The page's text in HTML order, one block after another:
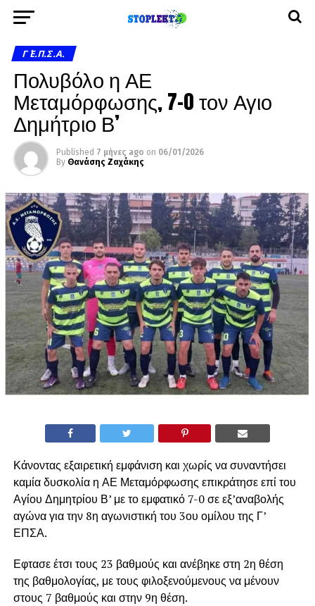
Γ΄ Ε.Π.Σ.Α.
Πολυβόλο η ΑΕ
Μεταμόρφωσης, 7-0 τον Αγιο
Δημήτριο Β’
Published 7 μήνες ago on 06/01/2026
By Θανάσης Ζαχάκης
Κάνοντας εξαιρετική εμφάνιση και χωρίς να συναντήσει
καμία δυσκολία η ΑΕ Μεταμόρφωσης επικράτησε επί του
Αγίου Δημητρίου Β’ με το εμφατικό 7-0 σε εξ’αναβολής
αγώνα για την 8η αγωνιστική του 3ου ομίλου της Γ’
ΕΠΣΑ.
Εφτασε έτσι τους 23 βαθμούς και ανέβηκε στη 2η θέση
της βαθμολογίας, με τους φιλοξενούμενους να μένουν
στους 7 βαθμούς και στην 9η θέση.